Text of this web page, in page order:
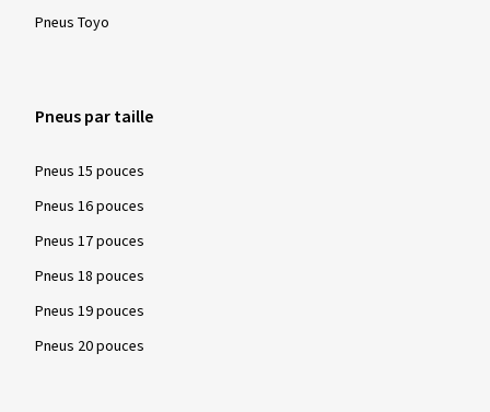
Pneus Toyo
Pneus par taille
Pneus 15 pouces
Pneus 16 pouces
Pneus 17 pouces
Pneus 18 pouces
Pneus 19 pouces
Pneus 20 pouces